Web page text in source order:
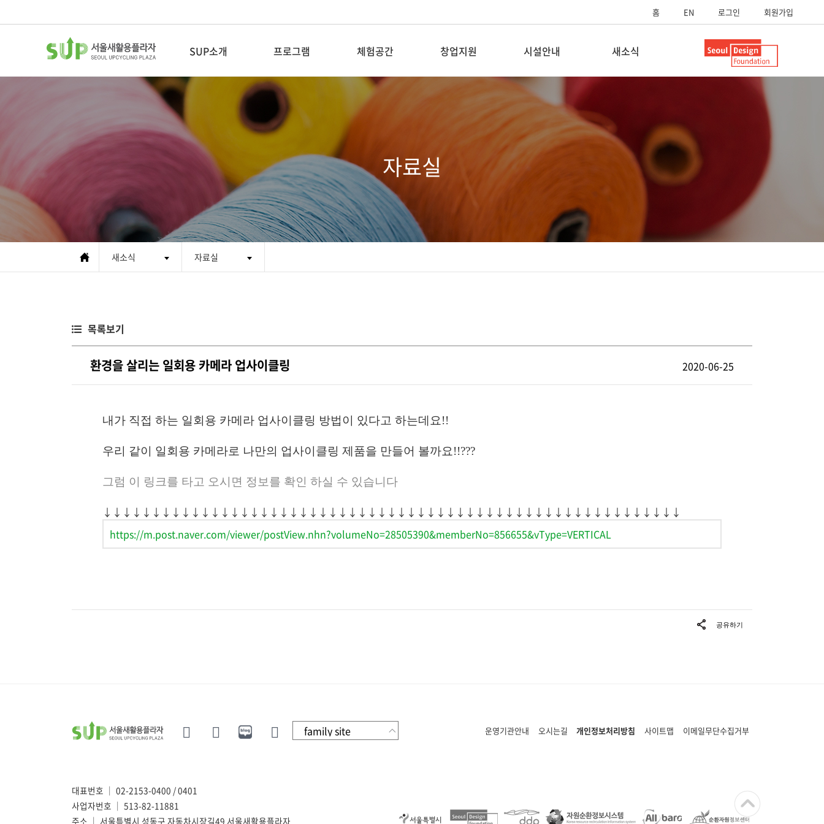
홈 EN 로그인 회원가입
SUP소개
새활용플라자소개
CI 소개
조직도
협력기관
오시는 길
프로그램
탐방&교육
체험공간
새활용전시장
꿈꾸는 공장
숲퍼마켓
창업지원
입주기업 DIY키트
시설안내
층별안내
대관안내
새소식
보도자료
SUP영상
SUP스토리
자료실
새소식 자료실
목록보기
환경을 살리는 일회용 카메라 업사이클링 2020-06-25
내가 직접 하는 일회용 카메라 업사이클링 방법이 있다고 하는데요!!
우리 같이 일회용 카메라로 나만의 업사이클링 제품을 만들어 볼까요!!???
그럼 이 링크를 타고 오시면 정보를 확인 하실 수 있습니다
↓↓↓↓↓↓↓↓↓↓↓↓↓↓↓↓↓↓↓↓↓↓↓↓↓↓↓↓↓↓↓↓↓↓↓↓↓↓↓↓↓↓↓↓↓↓↓↓↓↓↓↓↓↓↓↓↓↓↓
https://m.post.naver.com/viewer/postView.nhn?volumeNo=28505390&memberNo=856655&vType=VERTICAL
대표번호 ｜ 02-2153-0400 / 0401
사업자번호 ｜ 513-82-11881
주소 ｜ 서울특별시 성동구 자동차시장길49 서울새활용플라자
운영기관안내 오시는길 개인정보처리방침 사이트맵 이메일무단수집거부